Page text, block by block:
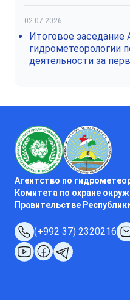
02.07.2026
Итоговое заседание
гидрометеорологии
деятельности за
Агентство по
Комитета по охране
Правительстве
(+992 37) 2320216